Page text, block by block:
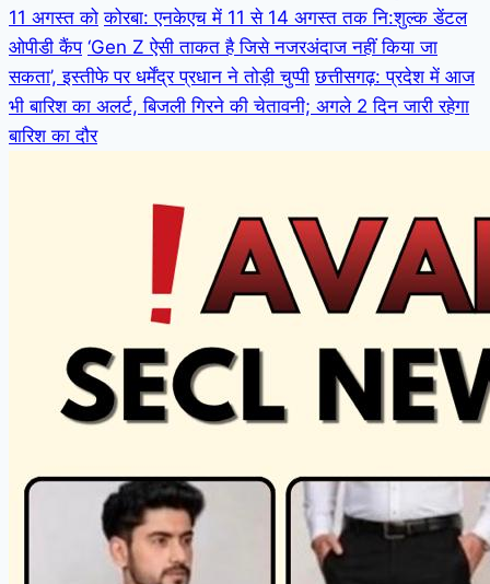
11 अगस्त को कोरबा: एनकेएच में 11 से 14 अगस्त तक नि:शुल्क डेंटल
ओपीडी कैंप ‘Gen Z ऐसी ताकत है जिसे नजरअंदाज नहीं किया जा
सकता’, इस्तीफे पर धर्मेंद्र प्रधान ने तोड़ी चुप्पी छत्तीसगढ़: प्रदेश में आज
भी बारिश का अलर्ट, बिजली गिरने की चेतावनी; अगले 2 दिन जारी रहेगा
बारिश का दौर